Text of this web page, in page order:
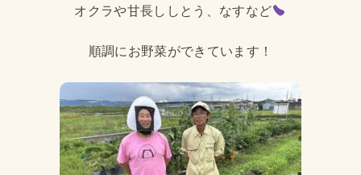
オクラや甘長ししとう、なすなど
順調にお野菜ができています！